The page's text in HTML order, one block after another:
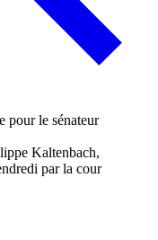
Kaltenbach,
par la cour